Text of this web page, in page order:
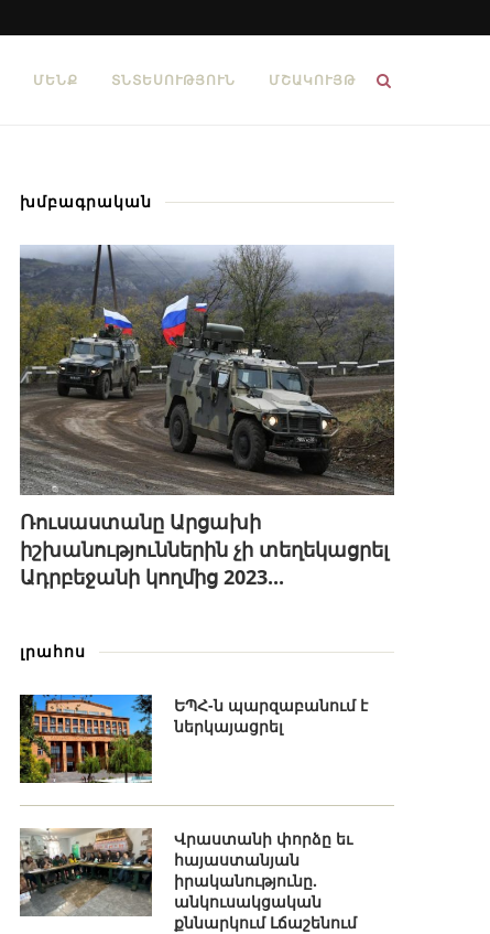
ՄԵՆՔ ՏՆՏԵՍՈՒԹՅՈՒՆ ՄՇԱԿՈՒՅԹ
խմբագրական
Ռուսաստանը Արցախի
իշխանություններին չի տեղեկացրել
Ադրբեջանի կողմից 2023...
լրահոս
ԵՊՀ-ն պարզաբանում է
ներկայացրել
Վրաստանի փորձը եւ
հայաստանյան
իրականությունը.
անկուսակցական
քննարկում Լճաշենում